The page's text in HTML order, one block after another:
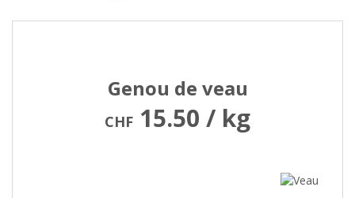
Genou de veau
CHF 15.50 / kg